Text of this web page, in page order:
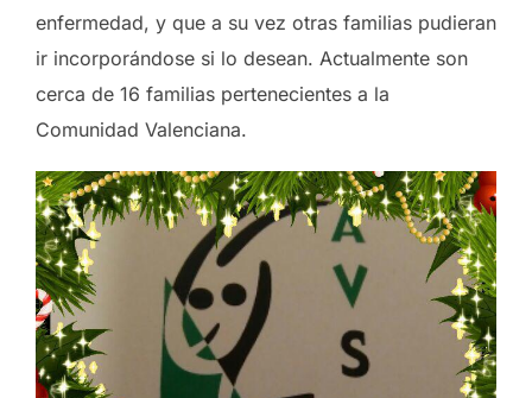
enfermedad, y que a su vez otras familias pudieran
ir incorporándose si lo desean. Actualmente son
cerca de 16 familias pertenecientes a la
Comunidad Valenciana.